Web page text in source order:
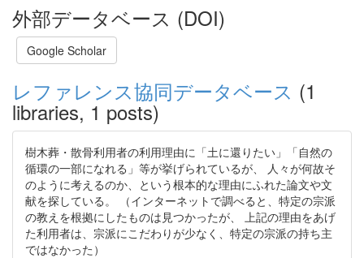
外部データベース (DOI)
Google Scholar
レファレンス協同データベース (1
libraries, 1 posts)
樹木葬・散骨利用者の利用理由に「土に還りたい」「自然の
循環の一部になれる」等が挙げられているが、 人々が何故そ
のように考えるのか、という根本的な理由にふれた論文や文
献を探している。 （インターネットで調べると、特定の宗派
の教えを根拠にしたものは見つかったが、 上記の理由をあげ
た利用者は、宗派にこだわりが少なく、特定の宗派の持ち主
ではなかった）